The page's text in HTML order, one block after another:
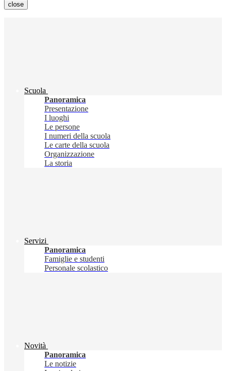
close
Scuola
Panoramica
Presentazione
I luoghi
Le persone
I numeri della scuola
Le carte della scuola
Organizzazione
La storia
Servizi
Panoramica
Famiglie e studenti
Personale scolastico
Novità
Panoramica
Le notizie